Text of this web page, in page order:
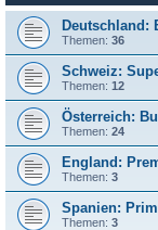
Deutschland:
Themen: 36
Schweiz:
Themen: 12
Österreich:
Themen: 24
England:
Themen: 3
Spanien:
Themen: 3